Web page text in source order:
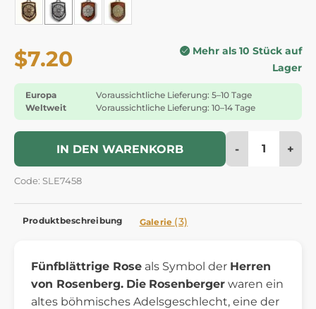
$7.20
Mehr als 10 Stück auf
Lager
Europa
Voraussichtliche Lieferung: 5–10 Tage
Weltweit
Voraussichtliche Lieferung: 10–14 Tage
IN DEN WARENKORB - +
Code: SLE7458
Produktbeschreibung Galerie (3)
Fünfblättrige Rose als Symbol der Herren
von Rosenberg. Die Rosenberger waren ein
altes böhmisches Adelsgeschlecht, eine der